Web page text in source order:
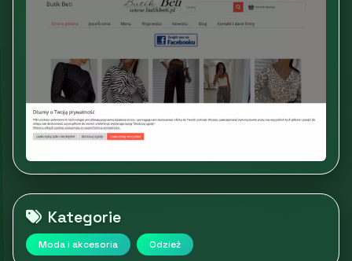
Kategorie
Moda i akcesoria Odzież